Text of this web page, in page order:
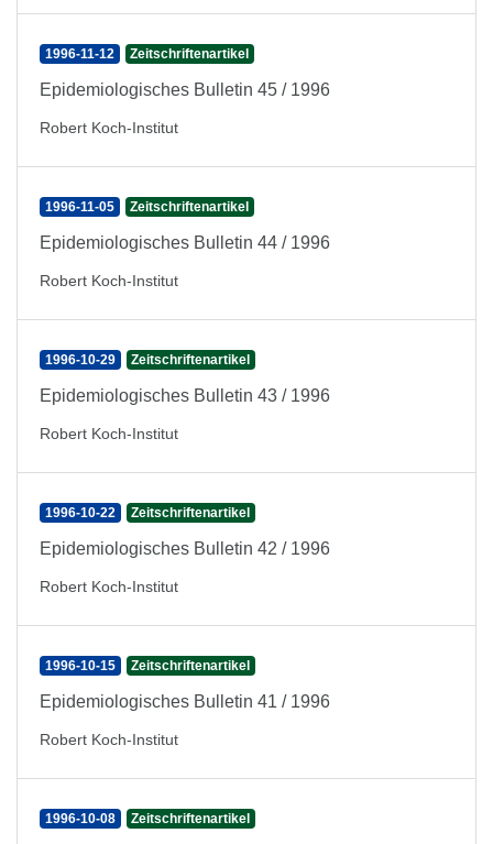
1996-11-12 Zeitschriftenartikel
Epidemiologisches Bulletin 45 / 1996
Robert Koch-Institut
1996-11-05 Zeitschriftenartikel
Epidemiologisches Bulletin 44 / 1996
Robert Koch-Institut
1996-10-29 Zeitschriftenartikel
Epidemiologisches Bulletin 43 / 1996
Robert Koch-Institut
1996-10-22 Zeitschriftenartikel
Epidemiologisches Bulletin 42 / 1996
Robert Koch-Institut
1996-10-15 Zeitschriftenartikel
Epidemiologisches Bulletin 41 / 1996
Robert Koch-Institut
1996-10-08 Zeitschriftenartikel